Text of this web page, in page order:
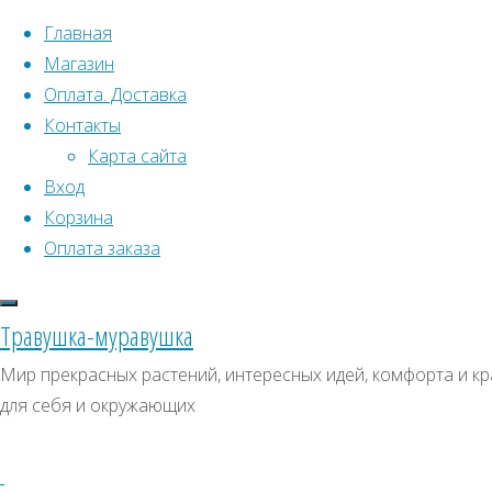
Перейти к содержимому
Главная
Магазин
Оплата. Доставка
Контакты
Карта сайта
Вход
Корзина
Оплата заказа
Травушка-муравушка
Мир прекрасных растений, интересных идей, комфорта и
для себя и окружающих
Что искать:
Поиск
Д0017
Д0017
Искать:
СКИДКИ, АКЦИИ
Категории магазина